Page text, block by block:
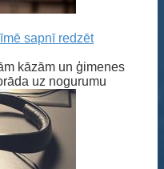
sapnī redzēt
kāzām un ģimenes
uz nogurumu